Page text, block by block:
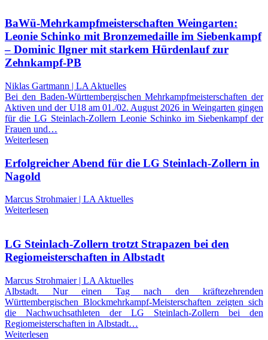
BaWü-Mehrkampfmeisterschaften Weingarten:
Leonie Schinko mit Bronzemedaille im Siebenkampf
– Dominic Ilgner mit starkem Hürdenlauf zur
Zehnkampf-PB
Niklas Gartmann | LA Aktuelles
Bei den Baden-Württembergischen Mehrkampfmeisterschaften der
Aktiven und der U18 am 01./02. August 2026 in Weingarten gingen
für die LG Steinlach-Zollern Leonie Schinko im Siebenkampf der
Frauen und…
Weiterlesen
Erfolgreicher Abend für die LG Steinlach-Zollern in
Nagold
Marcus Strohmaier | LA Aktuelles
Weiterlesen
LG Steinlach-Zollern trotzt Strapazen bei den
Regiomeisterschaften in Albstadt
Marcus Strohmaier | LA Aktuelles
Albstadt. Nur einen Tag nach den kräftezehrenden
Württembergischen Blockmehrkampf-Meisterschaften zeigten sich
die Nachwuchsathleten der LG Steinlach-Zollern bei den
Regiomeisterschaften in Albstadt…
Weiterlesen